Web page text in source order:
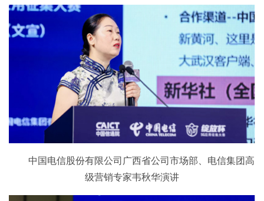
中国电信股份有限公司广西省公司市场部、电信集团高
级营销专家韦秋华演讲